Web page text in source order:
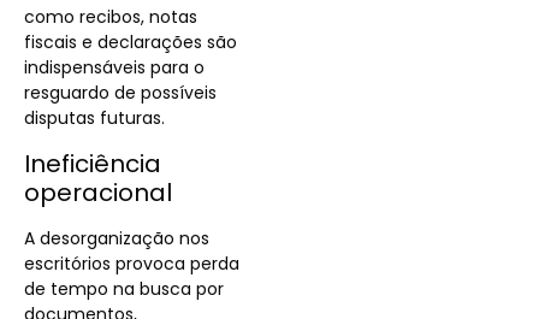
como recibos, notas
fiscais e declarações são
indispensáveis para o
resguardo de possíveis
disputas futuras.
Ineficiência
operacional
A desorganização nos
escritórios provoca perda
de tempo na busca por
documentos,